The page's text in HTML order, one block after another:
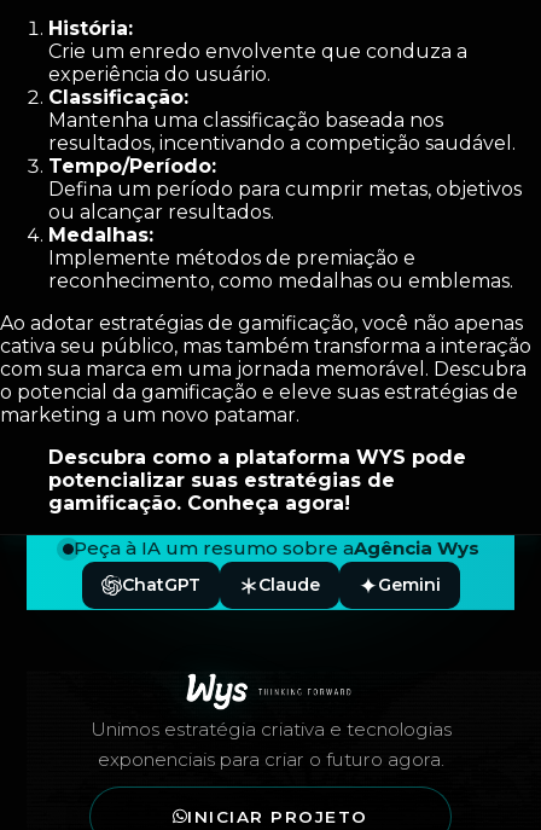
História:
Crie um enredo envolvente que conduza a
experiência do usuário.
Classificação:
Mantenha uma classificação baseada nos
resultados, incentivando a competição saudável.
Tempo/Período:
Defina um período para cumprir metas, objetivos
ou alcançar resultados.
Medalhas:
Implemente métodos de premiação e
reconhecimento, como medalhas ou emblemas.
Ao adotar estratégias de gamificação, você não apenas
cativa seu público, mas também transforma a interação
com sua marca em uma jornada memorável. Descubra
o potencial da gamificação e eleve suas estratégias de
marketing a um novo patamar.
Descubra como a plataforma WYS pode
potencializar suas estratégias de
gamificação. Conheça agora!
Peça à IA um resumo sobre aAgência Wys
ChatGPT Claude Gemini
Unimos estratégia criativa e tecnologias
exponenciais para criar o futuro agora.
INICIAR PROJETO